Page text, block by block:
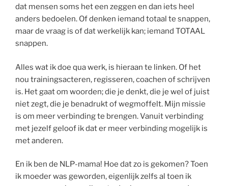
dat mensen soms het een zeggen en dan iets heel
anders bedoelen. Of denken iemand totaal te snappen,
maar de vraag is of dat werkelijk kan; iemand TOTAAL
snappen.
Alles wat ik doe qua werk, is hieraan te linken. Of het
nou trainingsacteren, regisseren, coachen of schrijven
is. Het gaat om woorden; die je denkt, die je wel of juist
niet zegt, die je benadrukt of wegmoffelt. Mijn missie
is om meer verbinding te brengen. Vanuit verbinding
met jezelf geloof ik dat er meer verbinding mogelijk is
met anderen.
En ik ben de NLP-mama! Hoe dat zo is gekomen? Toen
ik moeder was geworden, eigenlijk zelfs al toen ik